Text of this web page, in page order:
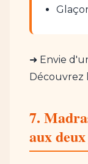
➜ Envie
Découvrez
7.
aux